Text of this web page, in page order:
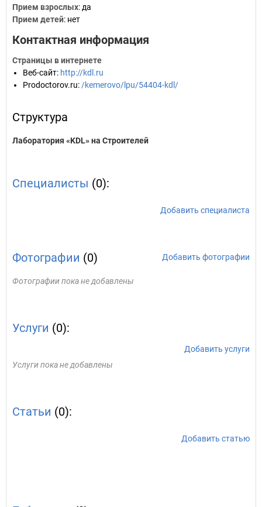
Прием взрослых: да
Прием детей: нет
Контактная информация
Страницы в интернете
Веб-сайт: http://kdl.ru
Prodoctorov.ru: /kemerovo/lpu/54404-kdl/
Структура
Лаборатория «KDL» на Строителей
Специалисты (0):
Добавить специалиста
Фотографии (0) Добавить фотографии
Фотографии пока не добавлены
Услуги (0):
Добавить услуги
Услуги пока не добавлены
Статьи (0):
Добавить статью